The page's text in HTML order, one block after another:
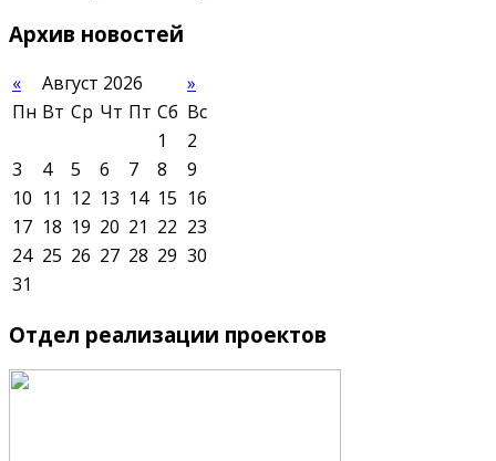
Архив новостей
« Август 2026
»
Пн Вт Ср Чт Пт Сб Вс
1
2
3
4 5 6 7 8
9
10 11 12 13 14 15 16
17 18 19 20 21 22 23
24 25 26 27 28 29 30
31
Отдел реализации проектов